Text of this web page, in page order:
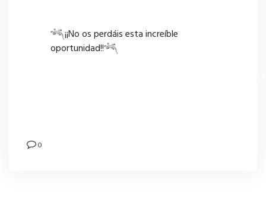
𓆈¡¡No os perdáis esta increíble
oportunidad!!𓆈
0